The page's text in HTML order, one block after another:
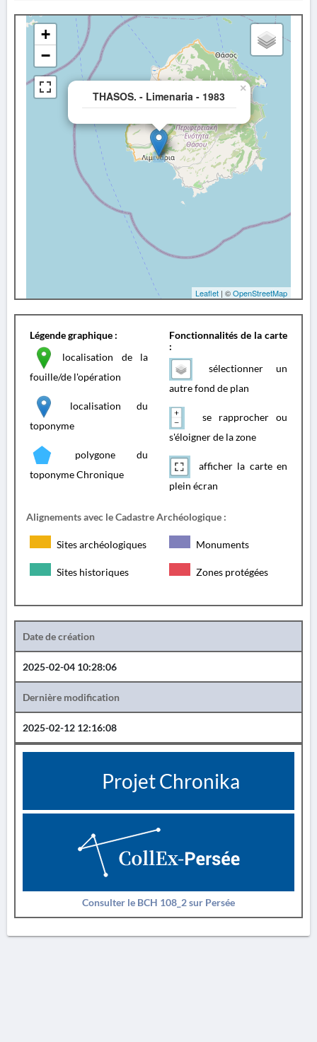
THASOS. - Limenaria - 1983
×
+
−
Leaflet | ©OpenStreetMap
Légende graphique :
localisation de la
fouille/de l'opération
localisation du
toponyme
polygone du
toponyme Chronique
Fonctionnalités de la carte
:
sélectionner un
autre fond de plan
se rapprocher ou
s'éloigner de la zone
afficher la carte en
plein écran
Alignements avec le Cadastre Archéologique :
Sites archéologiques Monuments
Sites historiques Zones protégées
Date de création
2025-02-04 10:28:06
Dernière modification
2025-02-12 12:16:08
Projet Chronika
Consulter le BCH 108_2 sur Persée